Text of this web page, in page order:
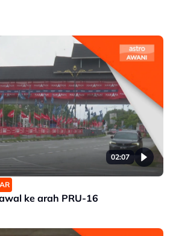
02:07
ke arah PRU-16